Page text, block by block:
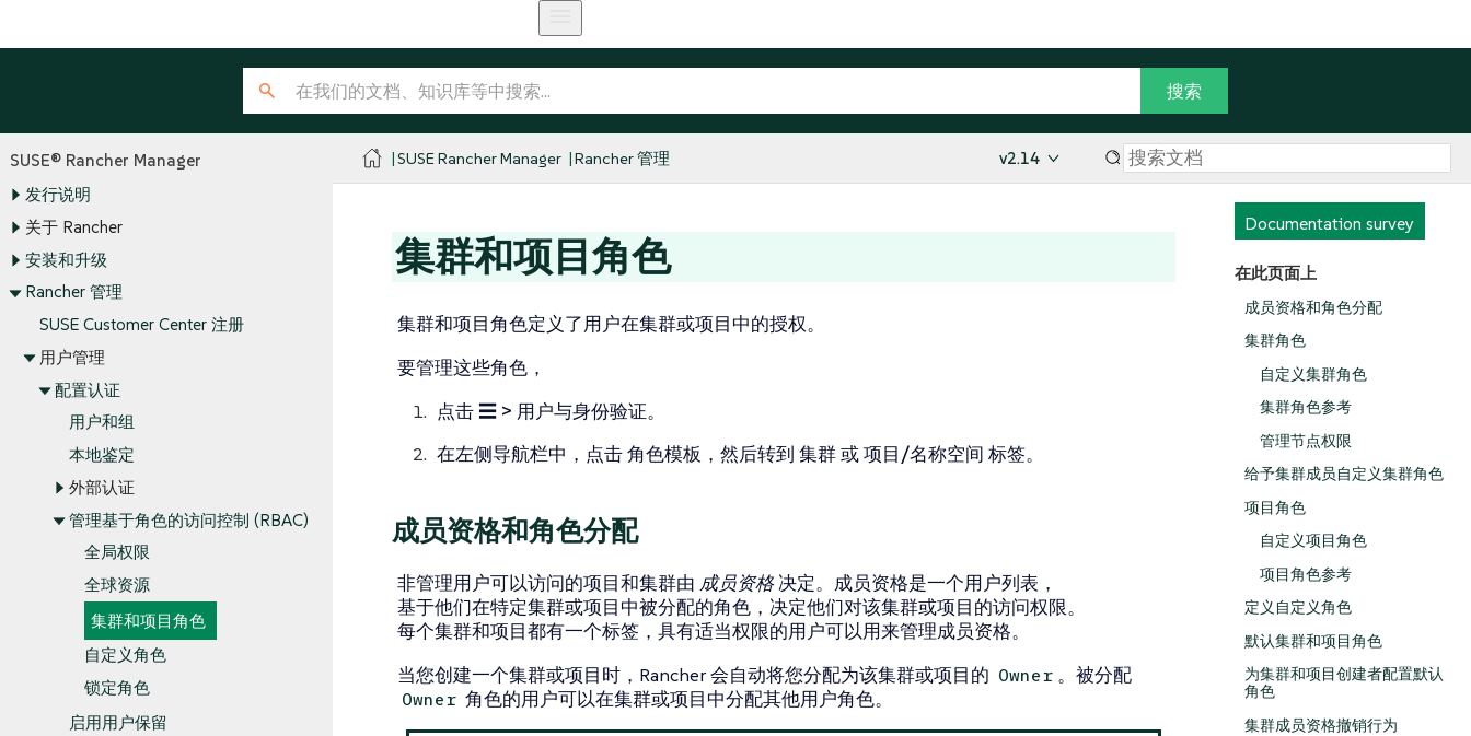
SUSE® Rancher Manager
发行说明
关于 Rancher
安装和升级
Rancher 管理
SUSE Customer Center 注册
用户管理
配置认证
用户和组
本地鉴定
外部认证
管理基于角色的访问控制 (RBAC)
全局权限
全球资源
集群和项目角色
自定义角色
锁定角色
启用用户保留
SUSE Rancher Manager Rancher 管理 v2.14
Documentation survey
在此页面上
成员资格和角色分配
集群角色
自定义集群角色
集群角色参考
管理节点权限
给予集群成员自定义集群角色
项目角色
自定义项目角色
项目角色参考
定义自定义角色
默认集群和项目角色
为集群和项目创建者配置默认
角色
集群成员资格撤销行为
集群和项目角色
集群和项目角色定义了用户在集群或项目中的授权。
要管理这些角色，
点击 ☰ > 用户与身份验证。
在左侧导航栏中，点击角色模板 ，然后转到 集群或项目/名称空间 标签。
成员资格和角色分配
非管理用户可以访问的项目和集群由 成员资格决定。成员资格是一个用户列表，
基于他们在特定集群或项目中被分配的角色，决定他们对该集群或项目的访问权限。
每个集群和项目都有一个标签，具有适当权限的用户可以用来管理成员资格。
当您创建一个集群或项目时，Rancher 会自动将您分配为该集群或项目的 Owner 。被分配
Owner 角色的用户可以在集群或项目中分配其他用户角色。